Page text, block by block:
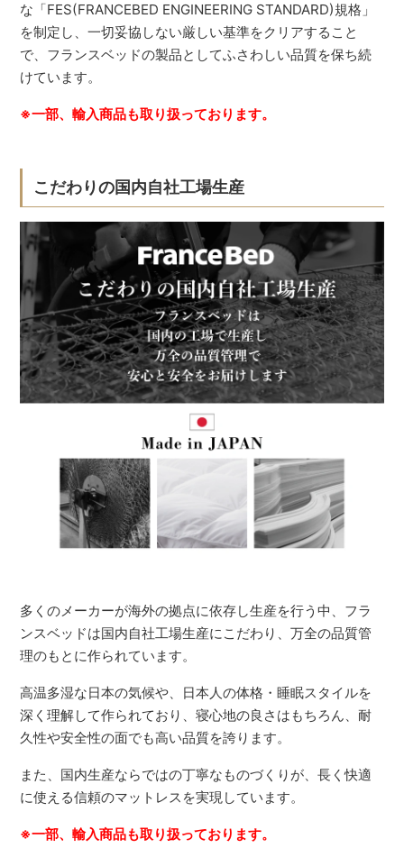
な「FES(FRANCEBED ENGINEERING STANDARD)規格」
を制定し、一切妥協しない厳しい基準をクリアすること
で、フランスベッドの製品としてふさわしい品質を保ち続
けています。
※一部、輸入商品も取り扱っております。
こだわりの国内自社工場生産
多くのメーカーが海外の拠点に依存し生産を行う中、フラ
ンスベッドは国内自社工場生産にこだわり、万全の品質管
理のもとに作られています。
高温多湿な日本の気候や、日本人の体格・睡眠スタイルを
深く理解して作られており、寝心地の良さはもちろん、耐
久性や安全性の面でも高い品質を誇ります。
また、国内生産ならではの丁寧なものづくりが、長く快適
に使える信頼のマットレスを実現しています。
※一部、輸入商品も取り扱っております。